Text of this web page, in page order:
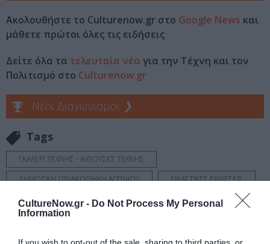
CultureNow.gr - Do Not Process My Personal
Information
If you wish to opt-out of the sale, sharing to third parties, or
Ακολουθήστε το Culturenow.gr στο Google News και
μάθετε πρώτοι όλες τις ειδήσεις
Δείτε όλα τα τελευταία νέα για την Τέχνη και τον
Πολιτισμό στο Culturenow.gr
Νέοι Διαγωνισμοί ❯
Tags
ΓΚΑΛΕΡΙ ΤΕΧΝΗΣ - ΑΙΘΟΥΣΕΣ ΤΕΧΝΗΣ
ΔΗΜΟΤΙΚΗ ΠΙΝΑΚΟΘΗΚΗ ΑΓΡΙΝΙΟΥ
ΕΙΚΑΣΤΙΚΕΣ ΕΚΘΕΣΕΙΣ
ΟΜΑΔΙΚΕΣ ΕΚΘΕΣΕΙΣ
ΧΡΗΣΤΟΣ ΜΠΟΚΟΡΟΣ